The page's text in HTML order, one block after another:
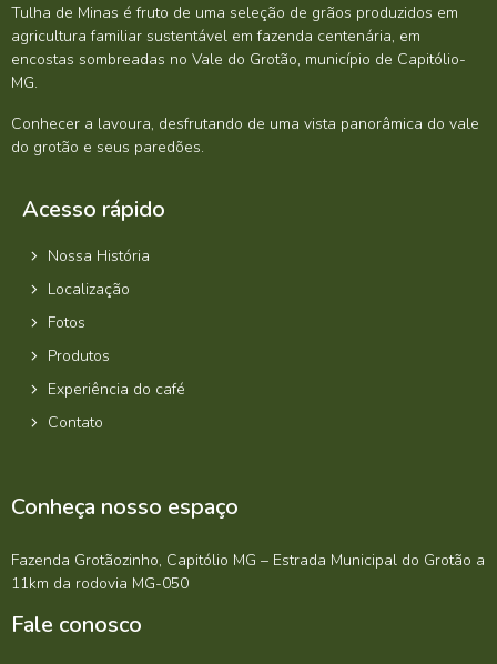
Tulha de Minas é fruto de uma seleção de grãos produzidos em
agricultura familiar sustentável em fazenda centenária, em
encostas sombreadas no Vale do Grotão, município de Capitólio-
MG.
Conhecer a lavoura, desfrutando de uma vista panorâmica do vale
do grotão e seus paredões.
Acesso rápido
Nossa História
Localização
Fotos
Produtos
Experiência do café
Contato
Conheça nosso espaço
Fazenda Grotãozinho, Capitólio MG – Estrada Municipal do Grotão a
11km da rodovia MG-050
Fale conosco